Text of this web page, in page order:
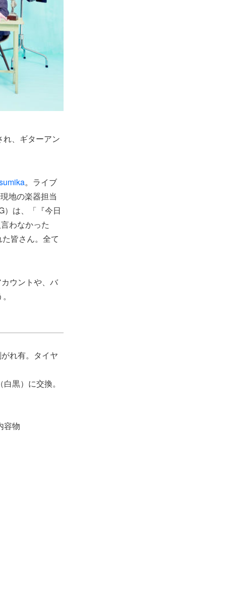
れ、ギターアン
。ライブ
地の楽器担当
）は、「『今日
わなかった
皆さん。全て
ウントや、バ
れ有。タイヤ
黒）に交換。
容物